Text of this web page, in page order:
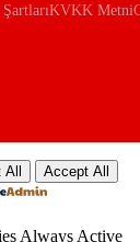
KVKK Metni
All Accept All
Always Active